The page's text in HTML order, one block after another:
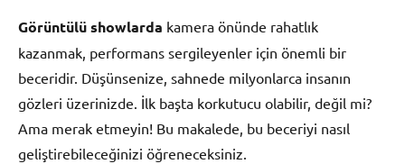
Görüntülü showlarda kamera önünde rahatlık
kazanmak, performans sergileyenler için önemli bir
beceridir. Düşünsenize, sahnede milyonlarca insanın
gözleri üzerinizde. İlk başta korkutucu olabilir, değil mi?
Ama merak etmeyin! Bu makalede, bu beceriyi nasıl
geliştirebileceğinizi öğreneceksiniz.